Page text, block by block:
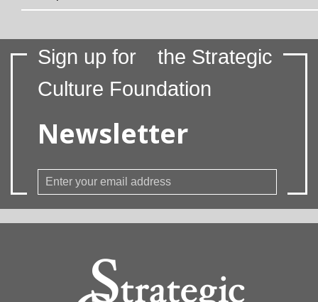
Sign up for
the Strategic
Culture Foundation
Newsletter